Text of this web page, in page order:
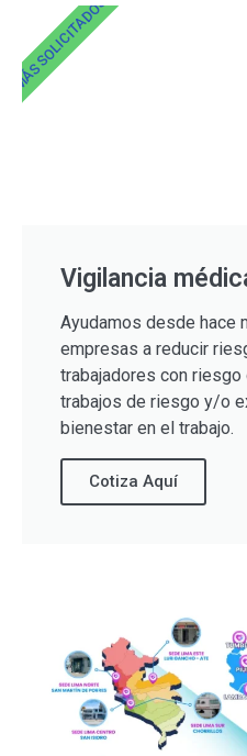
Vigilancia
Ayudamos desde hace
empresas a reducir
trabajadores con
trabajos de riesgo y/o
bienestar en el trabajo.
Cotiza Aquí
MÁS SOLICITADOS